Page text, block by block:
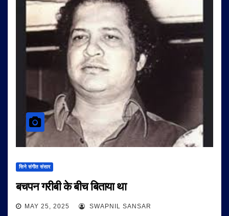
सिने संगीत संसार
बचपन गरीबी के बीच बिताया था
MAY 25, 2025 SWAPNIL SANSAR